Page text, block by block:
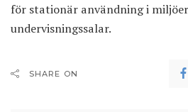
för stationär användning i
undervisningssalar.
SHARE ON